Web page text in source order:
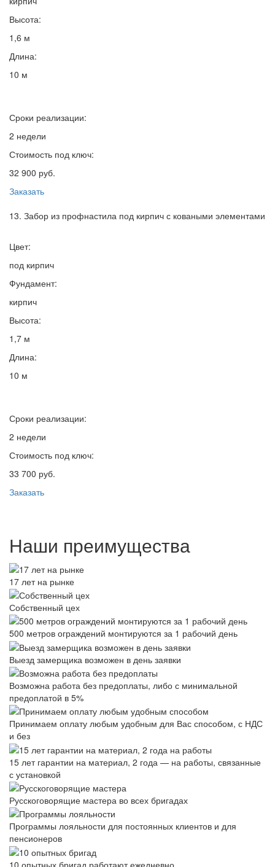
Высота:
1,6 м
Длина:
10 м
Сроки реализации:
2 недели
Стоимость под ключ:
32 900 руб.
Заказать
13. Забор из профнастила под кирпич с коваными элементами
Цвет:
под кирпич
Фундамент:
кирпич
Высота:
1,7 м
Длина:
10 м
Сроки реализации:
2 недели
Стоимость под ключ:
33 700 руб.
Заказать
Наши преимущества
17 лет на рынке
Собственный цех
500 метров ограждений монтируются за 1 рабочий день
Выезд замерщика возможен в день заявки
Возможна работа без предоплаты, либо с минимальной
предоплатой в 5%
Принимаем оплату любым удобным для Вас способом, с НДС
и без
15 лет гарантии на материал, 2 года — на работы, связанные
с установкой
Русскоговорящие мастера во всех бригадах
Программы лояльности для постоянных клиентов и для
пенсионеров
10 опытных бригад работают ежедневно